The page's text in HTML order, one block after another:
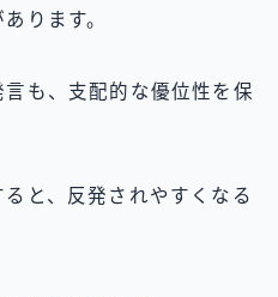
ります。
も、支配的な優位性を保
と、反発されやすくなる